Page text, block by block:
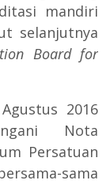
mandiri
selanjutnya
Board for
2016
Nota
Persatuan
sama